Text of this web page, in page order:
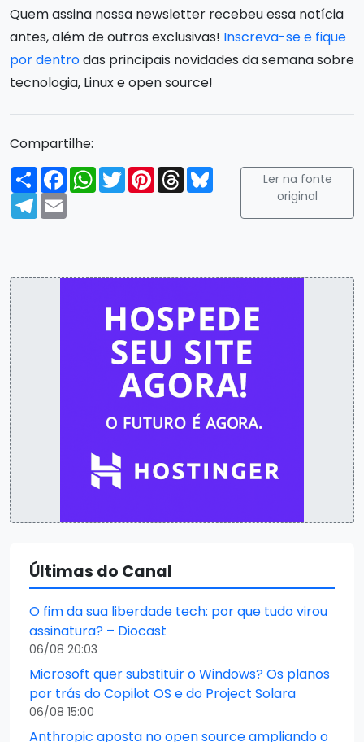
Quem assina nossa newsletter recebeu essa notícia
antes, além de outras exclusivas! Inscreva-se e fique
por dentrodas principais novidades da semana sobre
tecnologia, Linux e open source!
Compartilhe:
Compartilhar
FacebookWhatsApp
TwitterPinterest
ThreadsBluesky
Telegram
Email
Ler na fonte
original
Últimas do Canal
O fim da sua liberdade tech: por que tudo virou
assinatura? – Diocast
06/08 20:03
Microsoft quer substituir o Windows? Os planos
por trás do Copilot OS e do Project Solara
06/08 15:00
Anthropic aposta no open source ampliando o